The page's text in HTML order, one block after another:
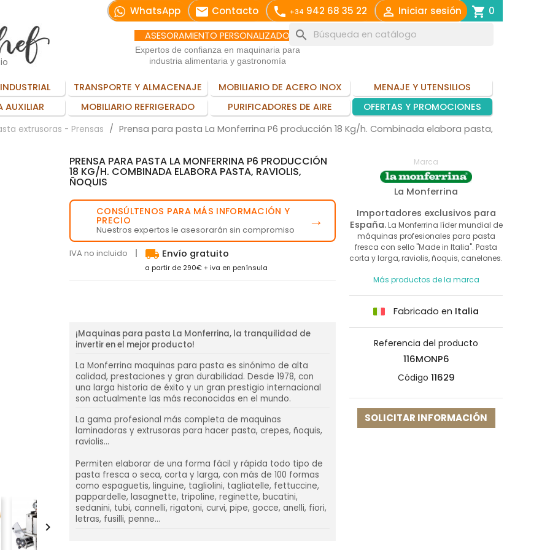
WhatsApp email Contacto call +34 942 68 35 22  Iniciar sesión shopping_cart 0
ASESORAMIENTO PERSONALIZADO
Expertos de confianza en maquinaria para
industria alimentaria y gastronomía
search
TRANSPORTE Y ALMACENAJE MOBILIARIO DE ACERO INOX
MENAJE Y UTENSILIOS
AUXILIAR
MOBILIARIO REFRIGERADO PURIFICADORES DE AIRE OFERTAS Y PROMOCIONES
extrusoras - Prensas Prensa para pasta La Monferrina P6 producción 18 Kg/h. Combinada elabora pasta,

PRENSA PARA PASTA LA MONFERRINA P6 PRODUCCIÓN
18 KG/H. COMBINADA ELABORA PASTA, RAVIOLIS,
ÑOQUIS
CONSÚLTENOS PARA MÁS INFORMACIÓN Y
PRECIO
Nuestros expertos le asesorarán sin compromiso →
IVA no incluido local_shipping Envío gratuito
a partir de 290€ + iva en península
¡Maquinas para pasta La Monferrina, la tranquilidad de
invertir en el mejor producto!
La Monferrina maquinas para pasta es sinónimo de alta
calidad, prestaciones y gran durabilidad. Desde 1978, con
una larga historia de éxito y un gran prestigio internacional
son actualmente las más reconocidas en el mundo.
La gama profesional más completa de maquinas
laminadoras y extrusoras para hacer pasta, crepes, ñoquis,
raviolis...
Permiten elaborar de una forma fácil y rápida todo tipo de
pasta fresca o seca, corta y larga, con más de 100 formas
como espaguetis, linguine, tagliolini, tagliatelle, fettuccine,
pappardelle, lasagnette, tripoline, reginette, bucatini,
sedanini, tubi, cannelli, rigatoni, curvi, pipe, gocce, anelli, fiori,
letras, fusilli, penne...
Marca
La Monferrina
Importadores exclusivos para
España.La Monferrina líder mundial de
máquinas profesionales para pasta
fresca con sello "Made in Italia". Pasta
corta y larga, raviolis, ñoquis, canelones.
Más productos de la marca
Fabricado en Italia
Referencia del producto
116MONP6
Código 11629
SOLICITAR INFORMACIÓN